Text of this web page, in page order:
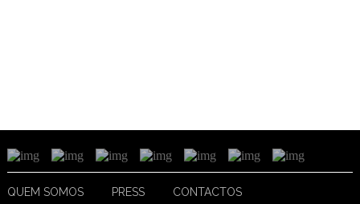
QUEM SOMOS PRESS CONTACTOS